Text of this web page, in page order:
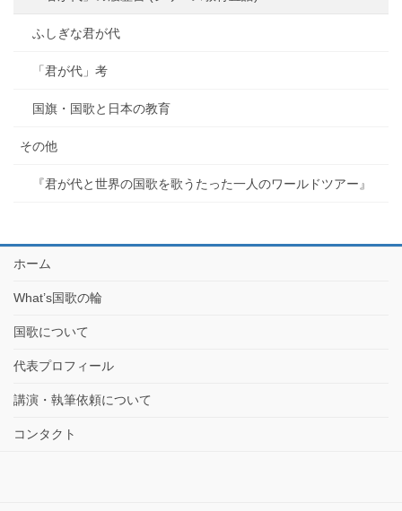
ふしぎな君が代
「君が代」考
国旗・国歌と日本の教育
その他
『君が代と世界の国歌を歌うたった一人のワールドツアー』
ホーム
What’s国歌の輪
国歌について
代表プロフィール
講演・執筆依頼について
コンタクト